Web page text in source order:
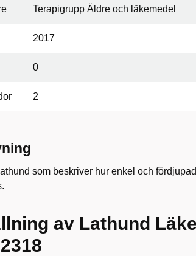
Terapigrupp Äldre och läkemedel
2017
0
2
som beskriver hur enkel och
av Lathund